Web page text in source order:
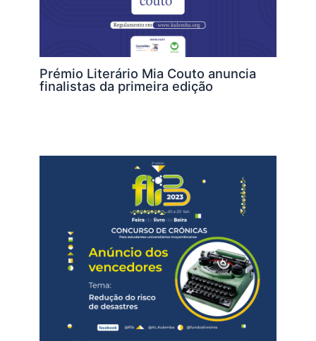
Prémio Literário Mia Couto anuncia
finalistas da primeira edição